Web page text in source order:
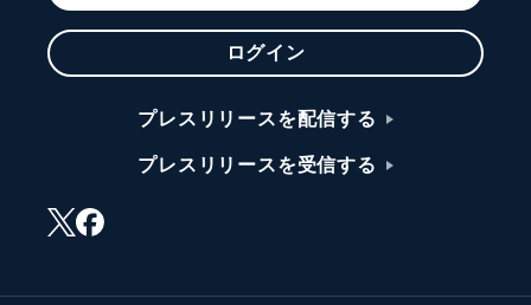
ログイン
プレスリリースを配信する
プレスリリースを受信する